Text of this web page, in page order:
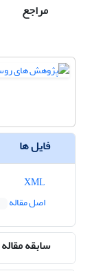
مراجع
فایل ها
اصل مقاله
سابقه مقاله